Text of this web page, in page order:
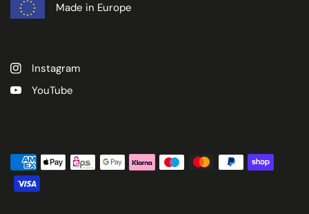
Made in Europe
Instagram
YouTube